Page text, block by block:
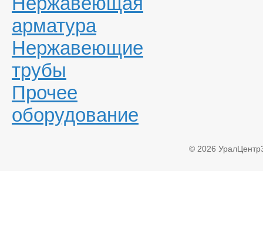
арматура
Нержавеющие
трубы
Прочее
оборудование
© 2026